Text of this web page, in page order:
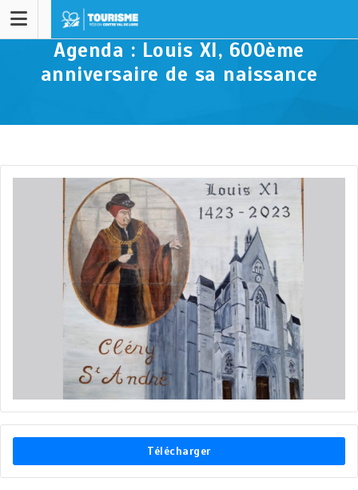
Agenda : Louis XI, 600ème
anniversaire de sa naissance
Télécharger